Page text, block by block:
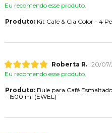
Eu recomendo esse produto.
Produto:Kit Café & Cia Color - 4
Roberta R. 20/
Eu recomendo esse produto.
Produto:Bule para Café
- 1500 ml (EWEL)